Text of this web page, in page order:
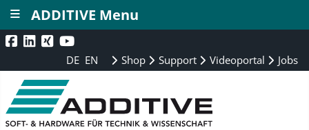
DE EN Shop Support Videoportal Jobs
ADDITIVE Menu
≡